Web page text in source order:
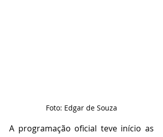
Foto: Edgar de Souza
A programação oficial teve início as